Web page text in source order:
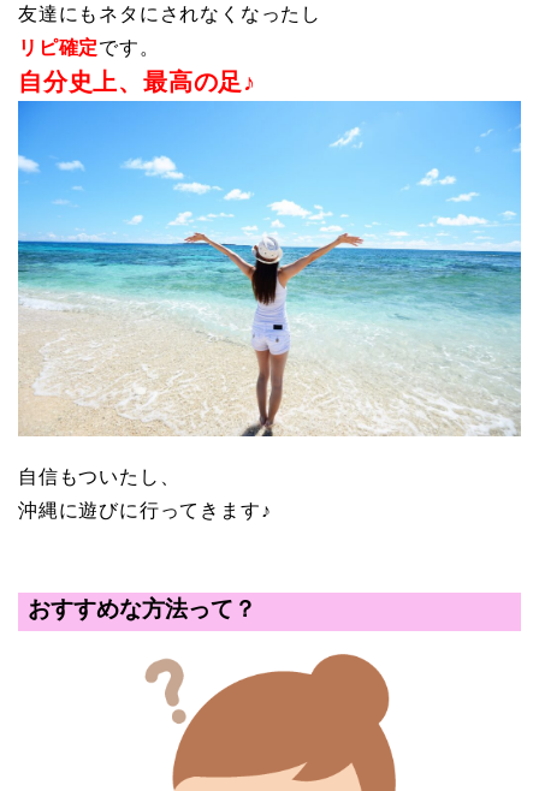
友達にもネタにされなくなったし
リピ確定です。
自分史上、最高の足♪
自信もついたし、
沖縄に遊びに行ってきます♪
おすすめな方法って？